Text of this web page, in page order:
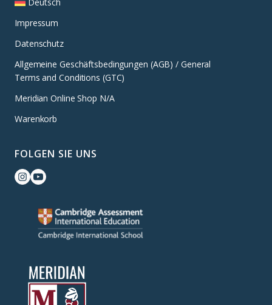
Deutsch
Impressum
Datenschutz
Allgemeine Geschäftsbedingungen (AGB) / General
Terms and Conditions (GTC)
Meridian Online Shop N/A
Warenkorb
FOLGEN SIE UNS